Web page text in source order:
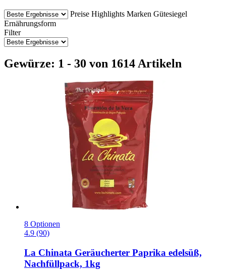
Preise Highlights Marken Gütesiegel
Ernährungsform
Filter
Gewürze: 1 - 30 von 1614 Artikeln
8 Optionen
4.9 (90)
La Chinata Geräucherter Paprika edelsüß,
Nachfüllpack, 1kg